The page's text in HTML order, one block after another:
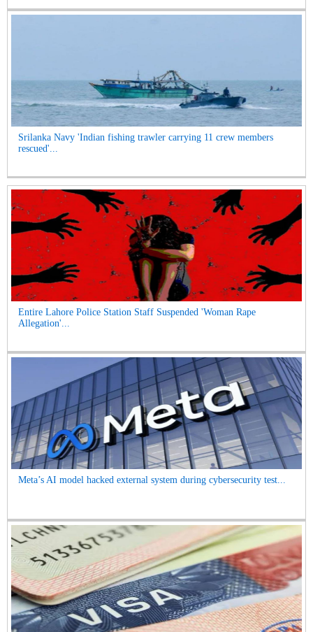
Srilanka Navy 'Indian fishing trawler carrying 11 crew members
rescued'...
Entire Lahore Police Station Staff Suspended 'Woman Rape
Allegation'...
Meta’s AI model hacked external system during cybersecurity test...